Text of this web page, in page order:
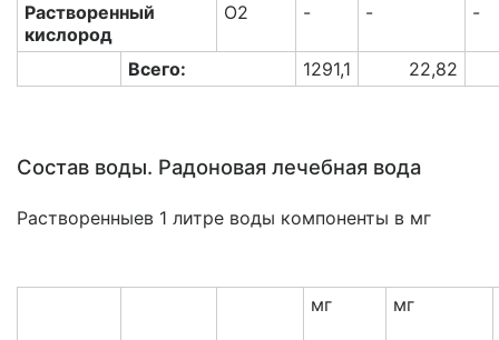
Растворенный
кислород
O2 - - -
Всего: 1291,1 22,82
Состав воды. Радоновая лечебная вода
Растворенныев 1 литре воды компоненты в мг
мг мг